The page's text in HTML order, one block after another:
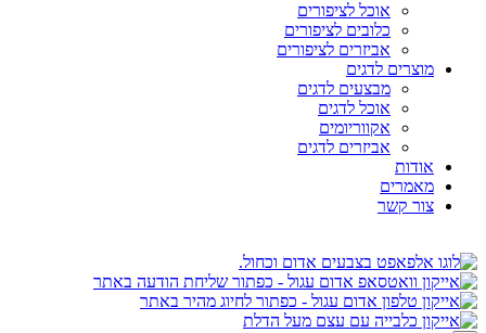
אוכל לציפורים
כלובים לציפורים
אביזרים לציפורים
מוצרים לדגים
מבצעים לדגים
אוכל לדגים
אקווריומים
אביזרים לדגים
אודות
מאמרים
צור קשר